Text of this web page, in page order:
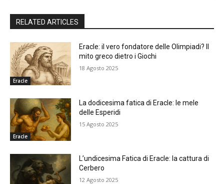
RELATED ARTICLES
Eracle
Eracle: il vero fondatore delle Olimpiadi? Il
mito greco dietro i Giochi
18 Agosto 2025
Eracle
La dodicesima fatica di Eracle: le mele
delle Esperidi
15 Agosto 2025
L’undicesima Fatica di Eracle: la cattura di
Cerbero
12 Agosto 2025